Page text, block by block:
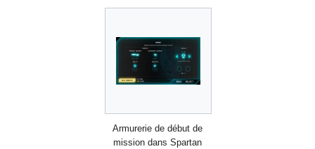
Armurerie de début de
mission dans Spartan